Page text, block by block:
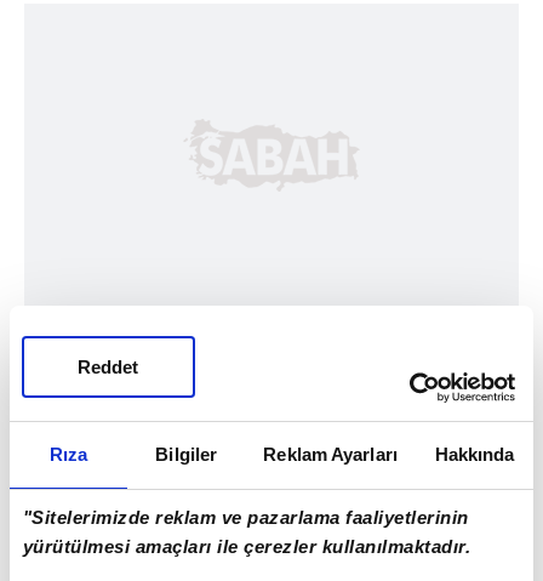
Rıza Bilgiler Reklam Ayarları Hakkında
"Sitelerimizde reklam ve pazarlama faaliyetlerinin
yürütülmesi amaçları ile çerezler kullanılmaktadır.
Reddet